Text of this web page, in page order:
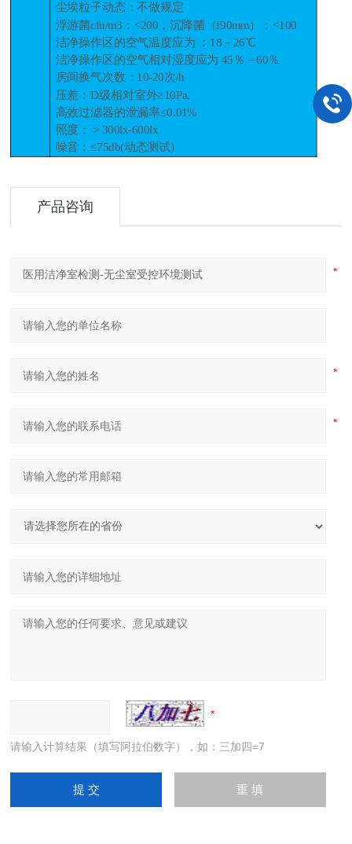
尘埃粒子动态：不做规定
浮游菌cfu/m3：<200，沉降菌（f90mm）：<100
洁净操作区的空气温度应为 ：18－26℃
洁净操作区的空气相对湿度应为 45％－60％
房间换气次数：10-20次/h
压差：D级相对室外≥10Pa,
高效过滤器的泄漏率≤0.01%
照度：＞300lx-600lx
噪音：≤75db(动态测试)
产品咨询
请输入计算结果（填写阿拉伯数字），如：三加四=7